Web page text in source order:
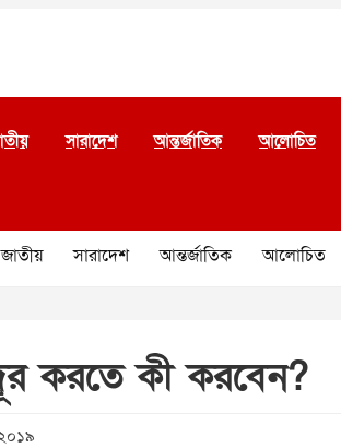
সারাদেশ আন্তর্জাতিক আলোচিত
জাতীয় সারাদেশ আন্তর্জাতিক আলোচিত
দূর করতে কী করবেন?